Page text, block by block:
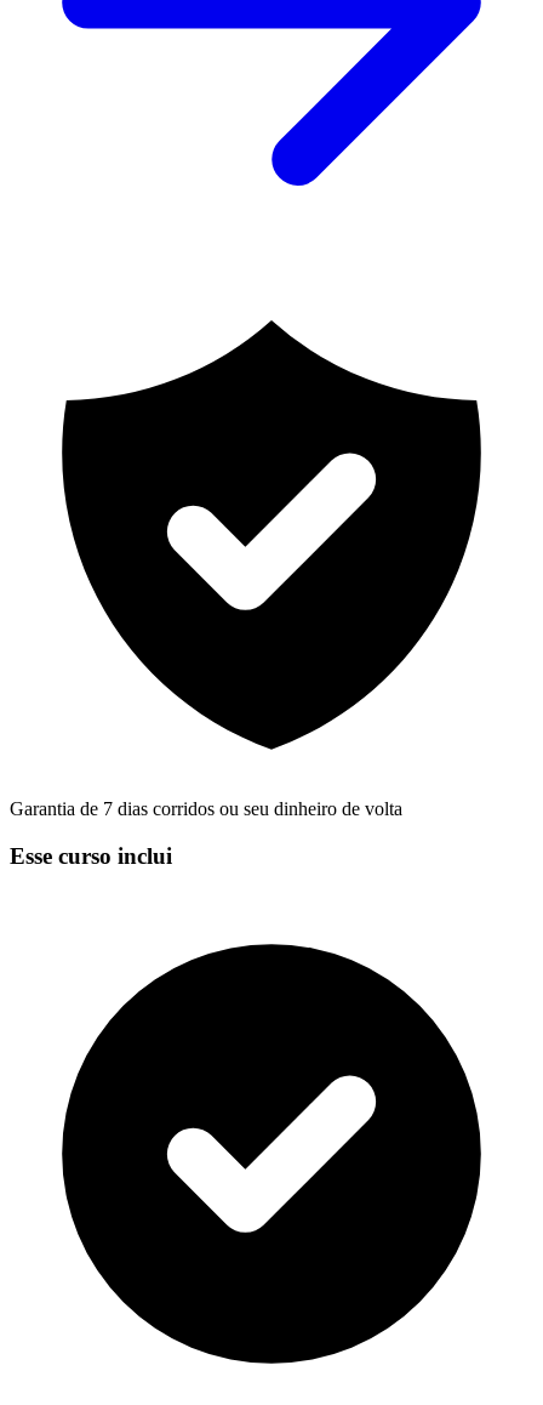
Garantia de 7 dias corridos ou seu dinheiro de volta
Esse curso inclui